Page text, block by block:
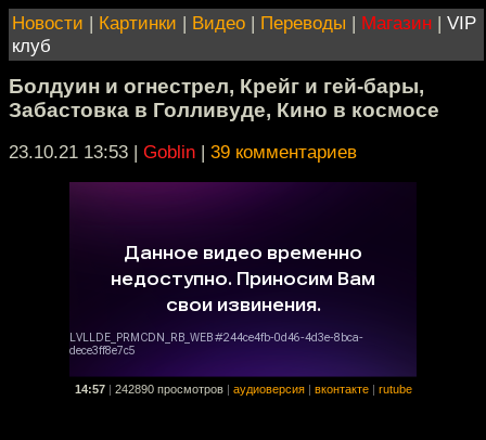
Новости | Картинки | Видео | Переводы | Магазин | VIP
клуб
Болдуин и огнестрел, Крейг и гей-бары,
Забастовка в Голливуде, Кино в космосе
23.10.21 13:53 | Goblin | 39 комментариев
14:57 242890 просмотров аудиоверсия вконтакте rutube